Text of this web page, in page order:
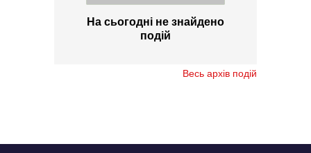
На сьогодні не знайдено
подій
Весь архів подій